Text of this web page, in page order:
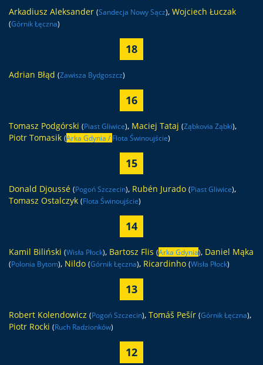
Arkadiusz Aleksander (Sandecja Nowy Sącz), Wojciech Łuczak
(Górnik Łęczna)
18
Adrian Błąd (Zawisza Bydgoszcz)
16
Tomasz Podgórski (Piast Gliwice), Maciej Tataj (Ząbkovia Ząbki),
Piotr Tomasik (Arka Gdynia /Flota Świnoujście)
15
Donald Djoussé (Pogoń Szczecin), Rubén Jurado (Piast Gliwice),
Tomasz Ostalczyk (Flota Świnoujście)
14
Kamil Biliński (Wisła Płock), Bartosz Flis (Arka Gdynia), Daniel Mąka
(Polonia Bytom), Nildo (Górnik Łęczna), Ricardinho (Wisła Płock)
13
Robert Kolendowicz (Pogoń Szczecin), Tomáš Pešír (Górnik Łęczna),
Piotr Rocki (Ruch Radzionków)
12